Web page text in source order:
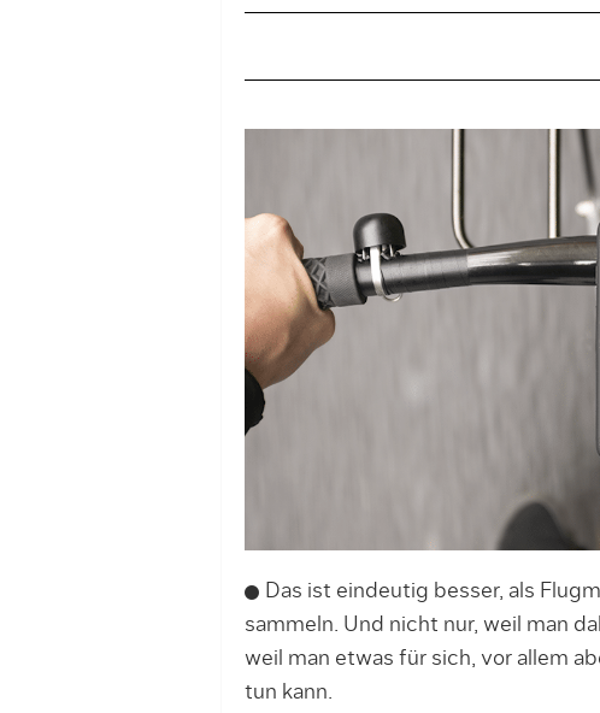
Das ist eindeutig besser, als
sammeln. Und nicht nur, weil man
weil man etwas für sich, vor allem
tun kann.